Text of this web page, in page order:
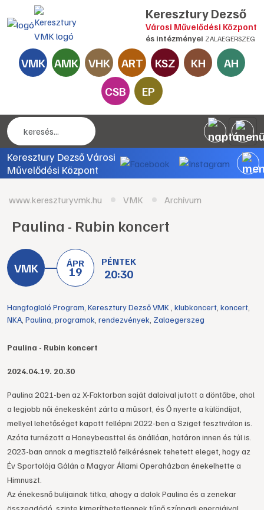
Keresztury Dezső
Városi Művelődési Központ
és intézményei ZALAEGERSZEG
VMK AMK VHK ART KSZ KH
AH
CSB
EP
Keresztury Dezső Városi
Művelődési Központ
www.kereszturyvmk.hu VMK Archívum
Paulina - Rubin koncert
ÁPR
19
PÉNTEK
20:30
Hangfoglaló Program Keresztury Dezső VMK klubkoncert koncert
NKA Paulina programok rendezvények Zalaegerszeg
Paulina - Rubin koncert
2024.04.19. 20.30
Paulina 2021-ben az X-Faktorban saját dalaival jutott a döntőbe, ahol
a legjobb női énekesként zárta a műsort, és Ő nyerte a különdíjat,
mellyel lehetőséget kapott fellépni 2022-ben a Sziget fesztiválon is.
Azóta turnézott a Honeybeasttel és önállóan, határon innen és túl is.
2023-ban annak a megtisztelő felkérésnek tehetett eleget, hogy az
Év Sportolója Gálán a Magyar Állami Operaházban énekelhette a
Himnuszt.
Az énekesnő bulijainak titka, ahogy a dalok Paulina és a zenekar
összeadódó, szinte kimeríthetetlennek tűnő színpadi energiáival